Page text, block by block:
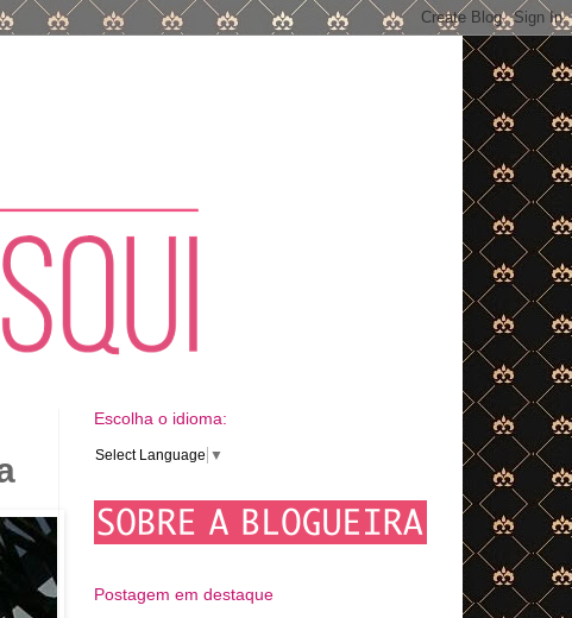
Escolha o idioma:
Select Language ▼
Postagem em destaque